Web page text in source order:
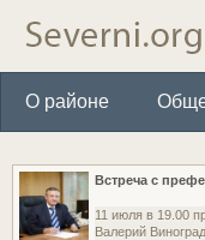
О районе
Встреча с
11 июля в 19.00
Валерий